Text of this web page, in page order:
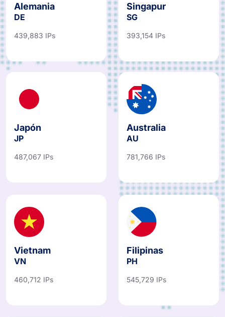
Alemania
DE
439,883 IPs
Singapur
SG
393,154 IPs
Japón
JP
487,067 IPs
Australia
AU
781,766 IPs
Vietnam
VN
460,712 IPs
Filipinas
PH
545,729 IPs